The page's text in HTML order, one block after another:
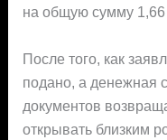
на общую сумму
После того, как
подано, а денежная
документов
открывать близким